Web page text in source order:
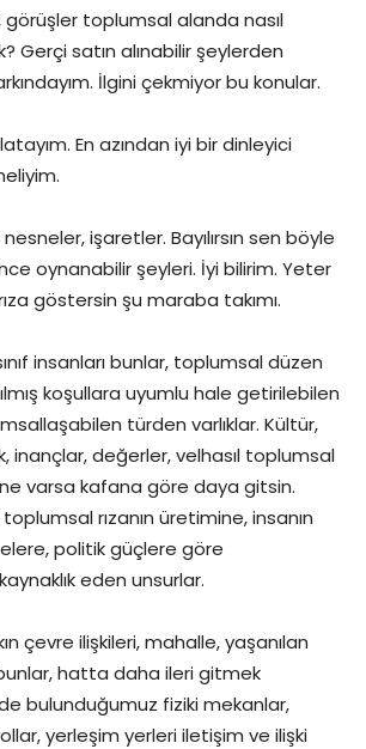
görüşler toplumsal alanda nasıl
Gerçi satın alınabilir şeylerden
İlgini çekmiyor bu konular.
En azından iyi bir dinleyici
işaretler. Bayılırsın sen böyle
oynanabilir şeyleri. İyi bilirim. Yeter
göstersin şu maraba takımı.
insanları bunlar, toplumsal düzen
koşullara uyumlu hale getirilebilen
türden varlıklar. Kültür,
inançlar, değerler, velhasıl toplumsal
varsa kafana göre daya gitsin.
rızanın üretimine, insanın
politik güçlere göre
eden unsurlar.
çevre ilişkileri, mahalle, yaşanılan
hatta daha ileri gitmek
bulunduğumuz fiziki mekanlar,
yerleşim yerleri iletişim ve ilişki